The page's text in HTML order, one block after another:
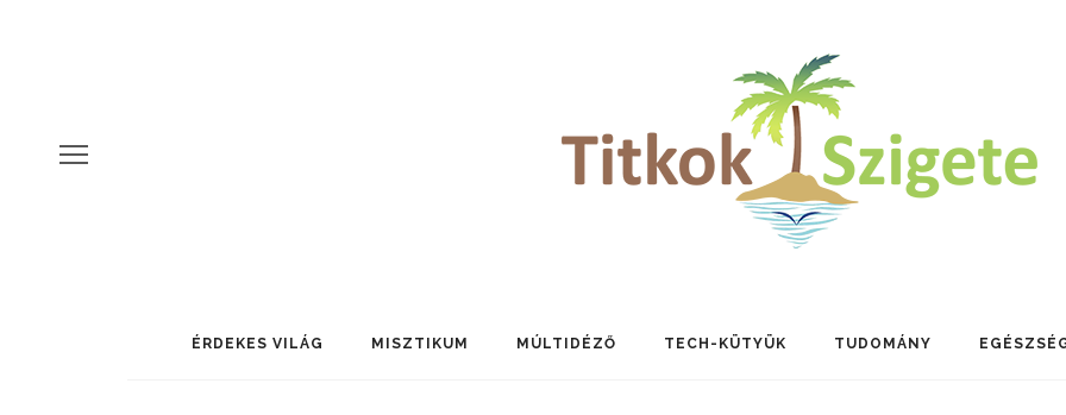
ÉRDEKES VILÁG MISZTIKUM MÚLTIDÉZŐ TECH-KÜTYÜK TUDOMÁNY